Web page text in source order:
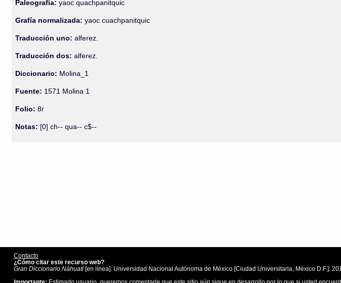
Paleografía: yaoc quachpanitquic
Grafía normalizada: yaoc cuachpanitquic
Traducción uno: alferez.
Traducción dos: alferez.
Diccionario: Molina_1
Fuente: 1571 Molina 1
Folio: 8r
Notas: [0] ch-- qua-- c$--
Contacto
¿Cómo citar este recurso web?
Gran Diccionario Náhuatl[en línea]. Universidad Nacional Autónoma de México [Ciudad Universitaria, México D.F.]: